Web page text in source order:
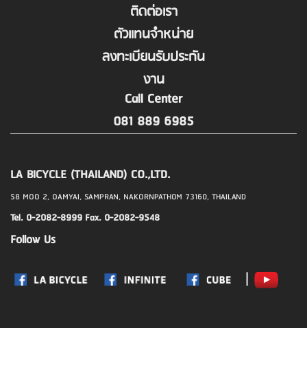
ติดต่อเรา
ตัวแทนจำหน่าย
ลงทะเบียนรับประกัน
งาน
Call Center
081 889 6985
LA BICYCLE (THAILAND) CO.,LTD.
58 MOO 2, OAMYAI, SAMPRAN, NAKORNPATHOM 73160, THAILAND
Tel. 0-2082-8999 Fax. 0-2082-9548
Follow Us
|